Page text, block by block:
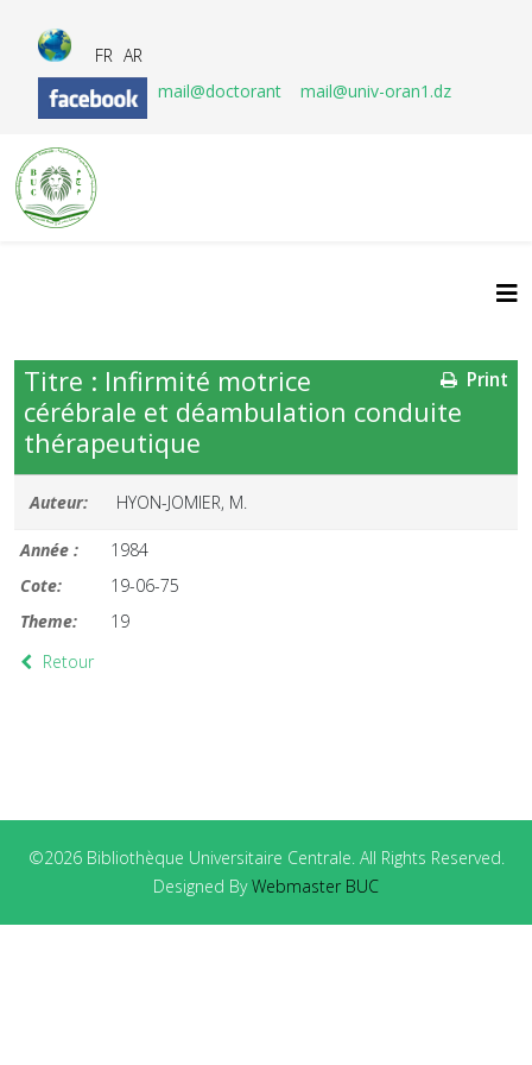
FR AR
mail@doctorant
mail@univ-oran1.dz
Print
Titre : Infirmité motrice
cérébrale et déambulation conduite
thérapeutique
Auteur: HYON-JOMIER, M.
Année :
1984
Cote:
19-06-75
Theme:
19
Retour
©2026 Bibliothèque Universitaire Centrale. All Rights Reserved.
Designed ByWebmaster BUC